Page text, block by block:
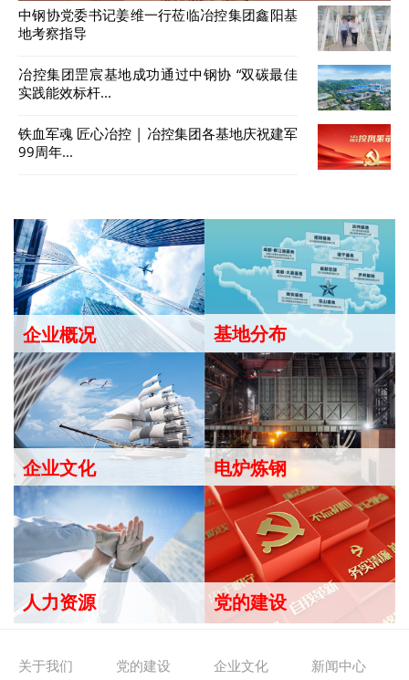
中钢协党委书记姜维一行莅临冶控集团鑫阳基
地考察指导
冶控集团罡宸基地成功通过中钢协 “双碳最佳
实践能效标杆...
铁血军魂 匠心冶控 | 冶控集团各基地庆祝建军
99周年...
企业概况 基地分布
企业文化 电炉炼钢
人力资源 党的建设
关于我们 党的建设 企业文化 新闻中心